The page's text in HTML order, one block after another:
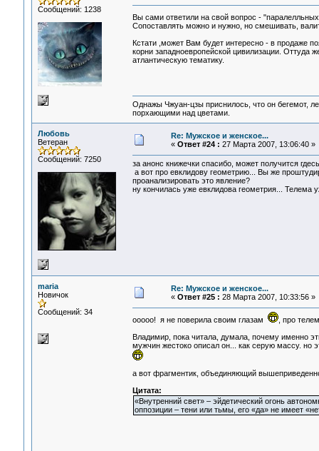
Сообщений: 1238
Вы сами ответили на свой вопрос -
Сопоставлять можно и нужно, но смешивать,
Кстати ,может Вам будет интересно - в продаже
корни западноевропейской цивилизации. Оттуда
атлантическую тематику.
Однажы Чжуан-цзы приснилось, что он бегемот,
порхающими над цветами.
Любовь
Ветеран
Сообщений: 7250
Re: Мужское и женское...
« Ответ #24 : 27 Марта 2007, 13:06:40 »
за анонс книжечки спасибо, может получится
а вот про евклидову геометрию... Вы же
проанализировать это явление?
ну кончилась уже евклидова геометрия... Телема
maria
Новичок
Сообщений: 34
Re: Мужское и женское...
« Ответ #25 : 28 Марта 2007, 10:33:56 »
ооооо! я не поверила своим глазам
, про
Владимир, пока читала, думала, почему именно
мужчин жестоко описал он... как серую массу. но
а вот фрагментик, объединяющий
Цитата:
«Внутренний свет» – эйдетический огонь
оппозиции – тени или тьмы, его «да» не имеет